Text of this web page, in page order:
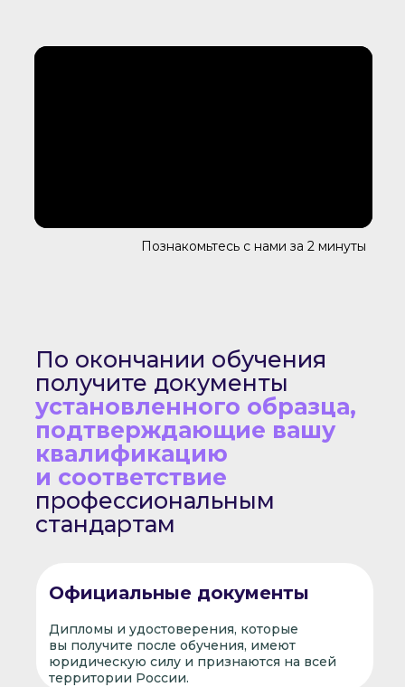
Познакомьтесь с нами за 2 минуты
По окончании обучения
получите документы
установленного образца,
подтверждающие вашу
квалификацию
и соответствие
профессиональным
стандартам
Официальные документы
Дипломы и удостоверения, которые
вы получите после обучения, имеют
юридическую силу и признаются на всей
территории России.